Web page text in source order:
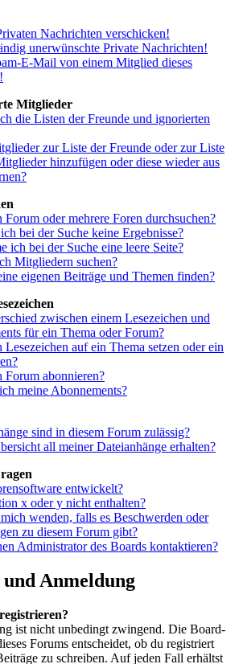
Nachrichten verschicken!
unerwünschte Private Nachrichten!
E-Mail von einem Mitglied dieses
Mitglieder
die Listen der Freunde und ignorierten
zur Liste der Freunde oder zur Liste
hinzufügen oder diese wieder aus
oder mehrere Foren durchsuchen?
bei der Suche keine Ergebnisse?
ich bei der Suche eine leere Seite?
Mitgliedern suchen?
eigenen Beiträge und Themen finden?
zwischen einem Lesezeichen und
für ein Thema oder Forum?
auf ein Thema setzen oder ein
Forum abonnieren?
meine Abonnements?
sind in diesem Forum zulässig?
all meiner Dateianhänge erhalten?
entwickelt?
x oder y nicht enthalten?
wenden, falls es Beschwerden oder
zu diesem Forum gibt?
Administrator des Boards kontaktieren?
Anmeldung
ist nicht unbedingt zwingend. Die Board-
Forums entscheidet, ob du registriert
zu schreiben. Auf jeden Fall erhältst